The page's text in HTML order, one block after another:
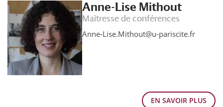
Anne-Lise Mithout
Maîtresse de conférences
Anne-Lise.Mithout@u-pariscite.fr
EN SAVOIR PLUS